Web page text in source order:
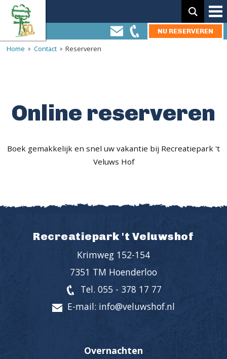
NU RESERVEREN
Zoeken:
Home Contact Reserveren
Online reserveren
Boek gemakkelijk en snel uw vakantie bij Recreatiepark 't
Veluws Hof
Recreatiepark 't Veluwshof
Krimweg 152-154
7351 TM Hoenderloo
Tel. 055 - 378 17 77
E-mail: info@veluwshof.nl
Overnachten